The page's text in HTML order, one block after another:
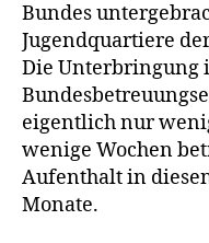
Bundes
Jugendquartiere
Die Unterbringung
eigentlich nur
wenige Wochen
Aufenthalt in
Monate.